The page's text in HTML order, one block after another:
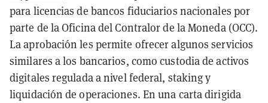
para licencias de bancos fiduciarios nacionales por
parte de la Oficina del Contralor de la Moneda (OCC).
La aprobación les permite ofrecer algunos servicios
similares a los bancarios, como custodia de activos
digitales regulada a nivel federal, staking y
liquidación de operaciones. En una carta dirigida